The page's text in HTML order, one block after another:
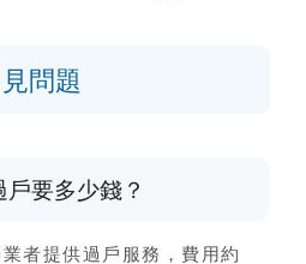
問題
要多少錢？
者提供過戶服務，費用約